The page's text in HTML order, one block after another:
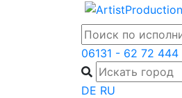
06131 - 62 72 444
DE RU